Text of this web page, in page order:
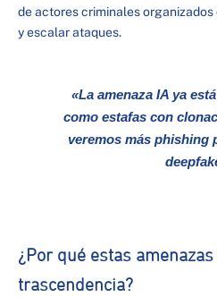
de actores criminales
y escalar ataques.
«La amenaza IA ya
como estafas con
veremos más phishing
¿Por qué estas
trascendencia?